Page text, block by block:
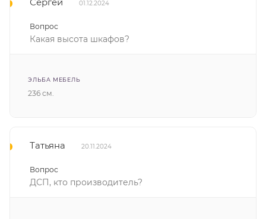
Сергей 01.12.2024
Вопрос
Какая высота шкафов?
ЭЛЬБА МЕБЕЛЬ
236 см.
Татьяна 20.11.2024
Вопрос
ДСП, кто производитель?